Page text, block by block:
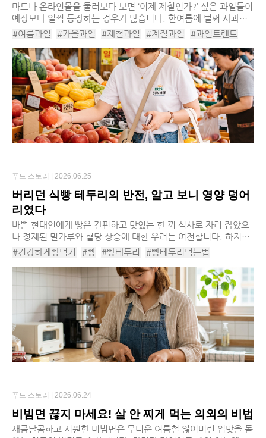
마트나 온라인몰을 둘러보다 보면 ‘이제 제철인가?’ 싶은 과일들이
예상보다 일찍 등장하는 경우가 많습니다. 한여름에 벌써 사과와
배가 나오고, 가을이면 겨울 딸기를 쉽게 만나볼 수 있습니다. 기
#여름과일 #가을과일 #제철과일 #계절과일
#과일트렌드
#제철과일시기 #여름과일시기 #가을과일시기 #하우스과일
#스마트팜 #제철트렌드 #수박 #사과 #딸기 #프리미엄과일
버리던 식빵 테두리의 반전, 알고 보니 영양 덩어
리였다
바쁜 현대인에게 빵은 간편하고 맛있는 한 끼 식사로 자리 잡았으
나 정제된 밀가루와 혈당 상승에 대한 우려는 여전합니다. 하지만
우리가 무심코 잘라 버리던 식빵 테두리에 놀라운 건강 효능이 숨
#건강하게빵먹기 #빵 #빵테두리
#빵테두리먹는법
#빵테두리레시피 #빵효능 #빵영양소 #빵섭취방법
#빵혈당 #잡곡빵 #잡곡식빵 #얼린빵
#올리브유 #발사믹식초
푸드 스토리 | 2026.06.25
비빔면 끊지 마세요! 살 안 찌게 먹는 의외의 비법
새콤달콤하고 시원한 비빔면은 무더운 여름철 잃어버린 입맛을 돋
푸드 스토리 | 2026.06.24